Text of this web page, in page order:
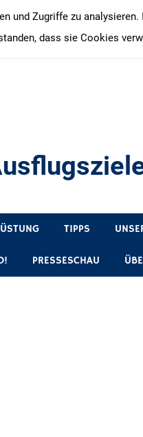
TIPPS
PRESSESCHAU
Zugriffe zu
dass sie Cookies